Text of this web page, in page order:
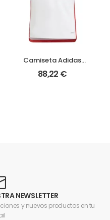
Camiseta Adidas
Bayern Munich Home Jr
IB1480 | Equipación88,22 €
NEWSLETTER
y nuevos productos en tu